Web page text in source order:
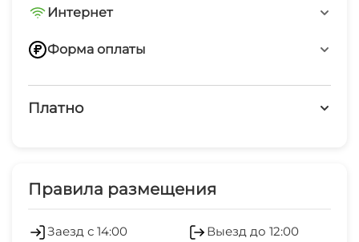
Без животных
Интернет
Бесплатный WiFi
Форма оплаты
Переводом по номеру телефона
Платно
Правила размещения
Заезд с 14:00 Выезд до 12:00